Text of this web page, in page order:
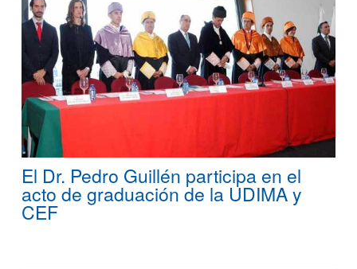
El Dr. Pedro Guillén participa en el
acto de graduación de la UDIMA y
CEF